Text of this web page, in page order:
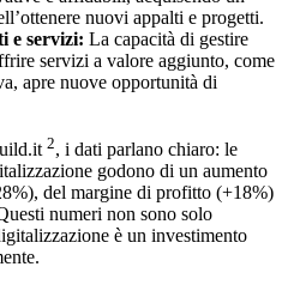
nuovi appalti e progetti.
e servizi: La capacità di gestire
servizi a valore aggiunto, come
apre nuove opportunità di
2, i dati parlano chiaro: le
godono di un aumento
del margine di profitto (+18%)
numeri non sono solo
è un investimento